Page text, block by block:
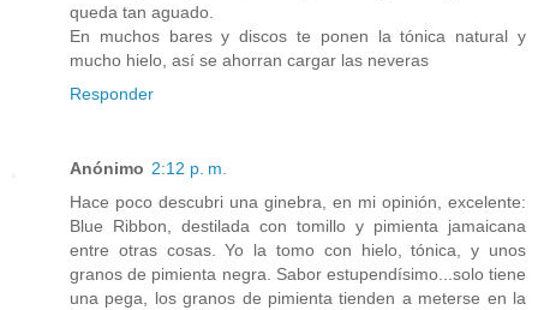
queda tan aguado.
En muchos bares y discos te ponen la tónica natural y
mucho hielo, así se ahorran cargar las neveras
Responder
Anónimo 2:12 p. m.
Hace poco descubri una ginebra, en mi opinión, excelente:
Blue Ribbon, destilada con tomillo y pimienta jamaicana
entre otras cosas. Yo la tomo con hielo, tónica, y unos
granos de pimienta negra. Sabor estupendísimo...solo tiene
una pega, los granos de pimienta tienden a meterse en la